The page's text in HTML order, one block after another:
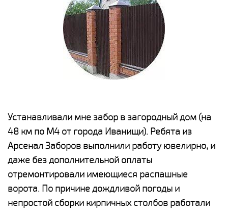
Устанавливали мне забор в загородный дом (на
48 км по М4 от города Иванищи). Ребята из
Арсенал Заборов выполнили работу ювелирно, и
даже без дополнительной оплаты
отремонтировали имеющиеся распашные
ворота. По причине дождливой погоды и
непростой сборки кирпичных столбов работали